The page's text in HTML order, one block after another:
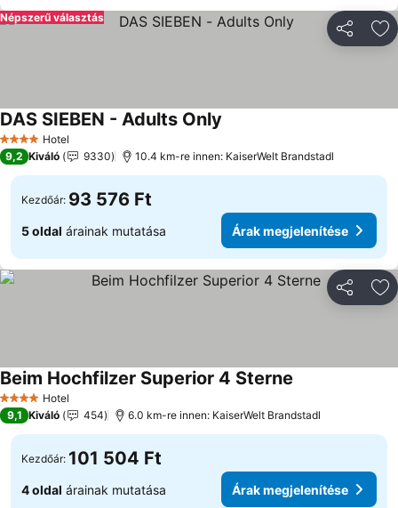
Népszerű választás
4 KategóriaHotel
DAS SIEBEN - Adults Only
9,2 Kiváló 9330 10.4 km-re innen: KaiserWelt Brandstadl
Kezdőár: 93 576 Ft
5 oldal árainak mutatása Árak megjelenítése
4 KategóriaHotel
Beim Hochfilzer Superior 4 Sterne
9,1 Kiváló 454 6.0 km-re innen: KaiserWelt Brandstadl
Kezdőár: 101 504 Ft
4 oldal árainak mutatása Árak megjelenítése